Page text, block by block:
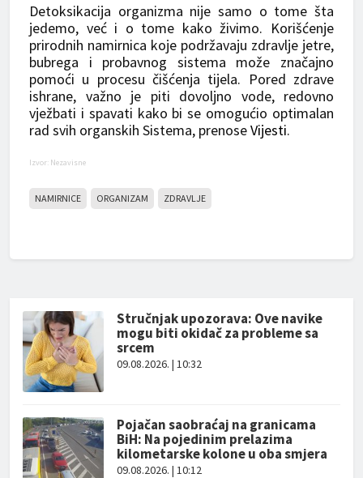
Detoksikacija organizma nije samo o tome šta
jedemo, već i o tome kako živimo. Korišćenje
prirodnih namirnica koje podržavaju zdravlje jetre,
bubrega i probavnog sistema može značajno
pomoći u procesu čišćenja tijela. Pored zdrave
ishrane, važno je piti dovoljno vode, redovno
vježbati i spavati kako bi se omogućio optimalan
rad svih organskih Sistema, prenoseVijesti.
Izvor: Nezavisne
NAMIRNICE ORGANIZAM ZDRAVLJE
Stručnjak upozorava: Ove navike
mogu biti okidač za probleme sa
srcem
09.08.2026. | 10:32
Pojačan saobraćaj na granicama
BiH: Na pojedinim prelazima
kilometarske kolone u oba smjera
09.08.2026. | 10:12